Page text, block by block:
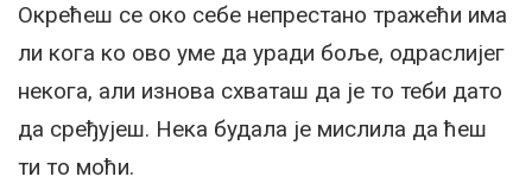
Окрећеш се око себе непрестано тражећи има
ли кога ко ово уме да уради боље, одраслијег
некога, али изнова схваташ да је то теби дато
да сређујеш. Нека будала је мислила да ћеш
ти то моћи.